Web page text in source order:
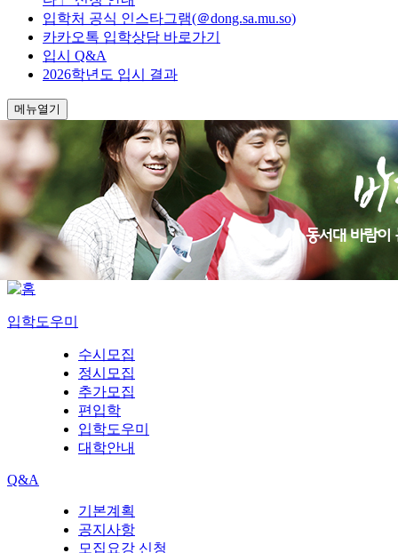
입학처 공식 인스타그램(＠dong.sa.mu.so)
카카오톡 입학상담 바로가기
입시 Q&A
2026학년도 입시 결과
메뉴열기
입학도우미
수시모집
정시모집
추가모집
편입학
입학도우미
대학안내
Q&A
기본계획
공지사항
모집요강 신청